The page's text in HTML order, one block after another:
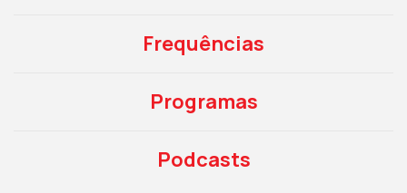
Frequências
Programas
Podcasts